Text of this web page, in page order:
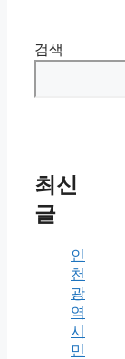
검색
최신
글
인
천
광
역
시
민